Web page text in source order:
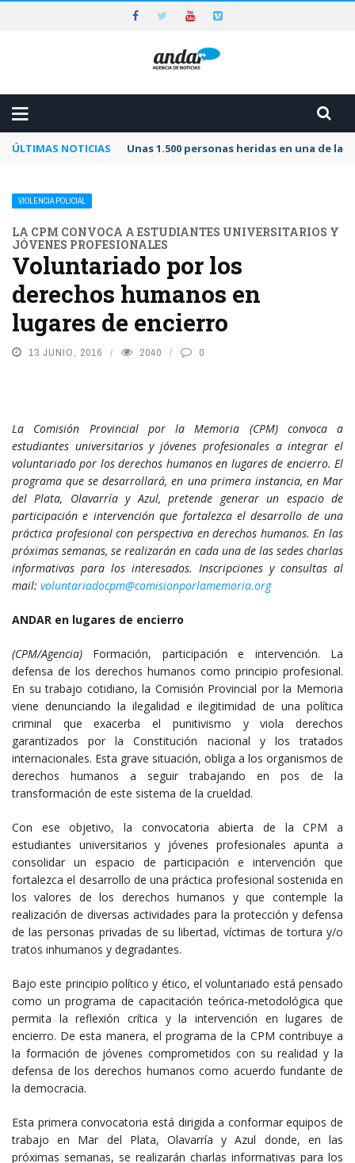
ÚLTIMAS NOTICIAS Unas 1.500 personas heridas en una de
VIOLENCIA POLICIAL
LA CPM CONVOCA A ESTUDIANTES UNIVERSITARIOS Y
JÓVENES PROFESIONALES
Voluntariado por los
derechos humanos en
lugares de encierro
13 JUNIO, 2016 2040 0
La Comisión Provincial por la Memoria (CPM) convoca a
estudiantes universitarios y jóvenes profesionales a integrar el
voluntariado por los derechos humanos en lugares de encierro. El
programa que se desarrollará, en una primera instancia, en Mar
del Plata, Olavarría y Azul, pretende generar un espacio de
participación e intervención que fortalezca el desarrollo de una
práctica profesional con perspectiva en derechos humanos. En las
próximas semanas, se realizarán en cada una de las sedes charlas
informativas para los interesados. Inscripciones y consultas al
mail: voluntariadocpm@comisionporlamemoria.org
ANDAR en lugares de encierro
(CPM/Agencia) Formación, participación e intervención. La
defensa de los derechos humanos como principio profesional.
En su trabajo cotidiano, la Comisión Provincial por la Memoria
viene denunciando la ilegalidad e ilegitimidad de una política
criminal que exacerba el punitivismo y viola derechos
garantizados por la Constitución nacional y los tratados
internacionales. Esta grave situación, obliga a los organismos de
derechos humanos a seguir trabajando en pos de la
transformación de este sistema de la crueldad.
Con ese objetivo, la convocatoria abierta de la CPM a
estudiantes universitarios y jóvenes profesionales apunta a
consolidar un espacio de participación e intervención que
fortalezca el desarrollo de una práctica profesional sostenida en
los valores de los derechos humanos y que contemple la
realización de diversas actividades para la protección y defensa
de las personas privadas de su libertad, víctimas de tortura y/o
tratos inhumanos y degradantes.
Bajo este principio político y ético, el voluntariado está pensado
como un programa de capacitación teórica-metodológica que
permita la reflexión crítica y la intervención en lugares de
encierro. De esta manera, el programa de la CPM contribuye a
la formación de jóvenes comprometidos con su realidad y la
defensa de los derechos humanos como acuerdo fundante de
la democracia.
Esta primera convocatoria está dirigida a conformar equipos de
trabajo en Mar del Plata, Olavarría y Azul donde, en las
próximas semanas, se realizarán charlas informativas para los